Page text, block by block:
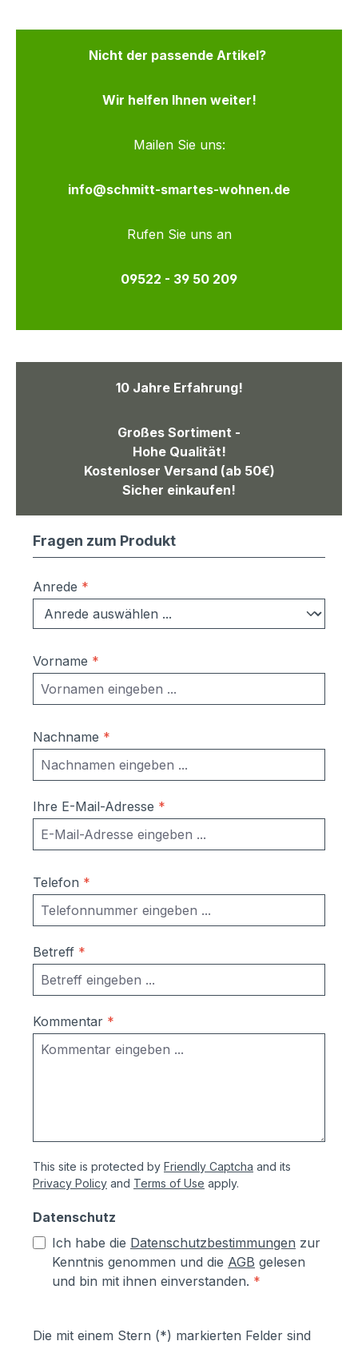
Nicht der passende Artikel?
Wir helfen Ihnen weiter!
Mailen Sie uns:
info@schmitt-smartes-wohnen.de
Rufen Sie uns an
09522 - 39 50 209
10 Jahre Erfahrung!
Großes Sortiment -
Hohe Qualität!
Kostenloser Versand (ab 50€)
Sicher einkaufen!
Fragen zum Produkt
Anrede *
Vorname *
Nachname *
Ihre E-Mail-Adresse *
Telefon *
Betreff *
Kommentar *
This site is protected by Friendly Captcha and its
Privacy Policy and Terms of Use apply.
Datenschutz
Ich habe die Datenschutzbestimmungen zur
Kenntnis genommen und die AGB gelesen
und bin mit ihnen einverstanden. *
Die mit einem Stern (*) markierten Felder sind